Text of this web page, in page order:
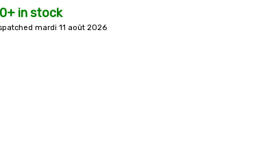
in stock
mardi 11 août 2026